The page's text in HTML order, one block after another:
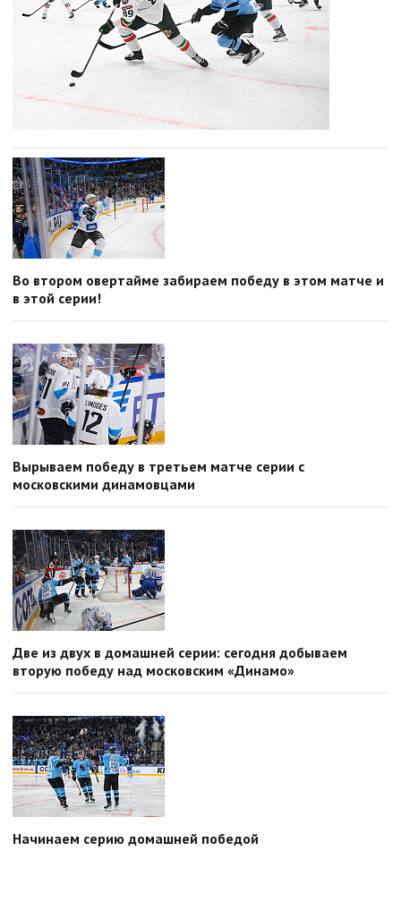
Во втором овертайме забираем победу в этом матче и
в этой серии!
Вырываем победу в третьем матче серии с
московскими динамовцами
Две из двух в домашней серии: сегодня добываем
вторую победу над московским «Динамо»
Начинаем серию домашней победой